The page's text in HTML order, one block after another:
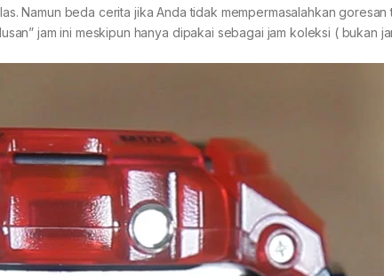
Namun beda cerita jika Anda tidak mempermasalahkan goresan
jam ini meskipun hanya dipakai sebagai jam koleksi ( bukan